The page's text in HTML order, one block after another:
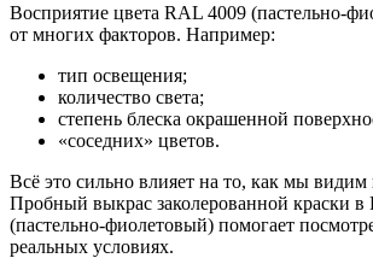
Восприятие цвета RAL 4009 (пастельно-
от многих факторов. Например:
тип освещения;
количество света;
степень блеска окрашенной
«соседних» цветов.
Всё это сильно влияет на то, как мы видим
Пробный выкрас заколерованной краски в
(пастельно-фиолетовый) помогает
реальных условиях.